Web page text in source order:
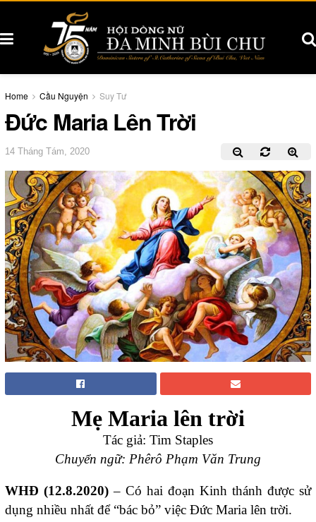
Home Cầu Nguyện Suy Tư
Đức Maria Lên Trời
14 Tháng Tám, 2020
Mẹ Maria lên trời
Tác giả: Tim Staples
Chuyển ngữ: Phêrô Phạm Văn Trung
WHĐ (12.8.2020) – Có hai đoạn Kinh thánh được sử
dụng nhiều nhất để “bác bỏ” việc Đức Maria lên trời.